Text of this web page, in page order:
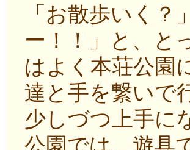
「お散歩いく
ー！！」と、と
はよく本荘公園
達と手を繋いで
少しづつ上手に
公園では、遊具